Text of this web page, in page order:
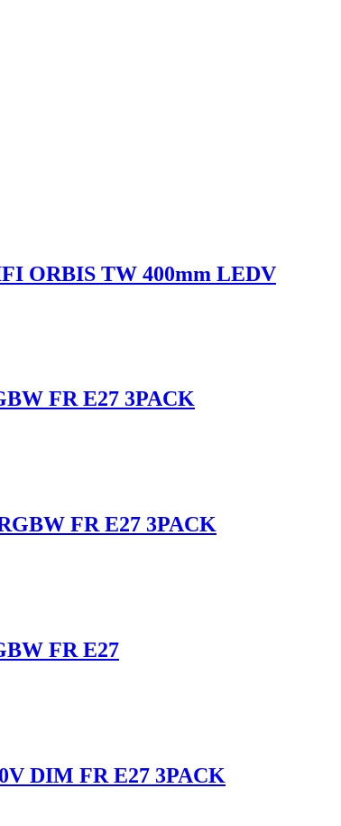
ORBIS TW 400mm LEDV
FR E27 3PACK
FR E27 3PACK
FR E27
DIM FR E27 3PACK